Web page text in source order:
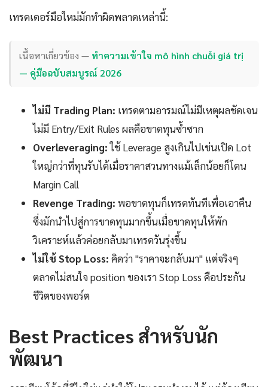
เทรดเดอร์มือใหม่มักทำผิดพลาดเหล่านี้:
เนื้อหาเกี่ยวข้อง — ทำความเข้าใจ mô hình chuỗi giá trị
— คู่มือฉบับสมบูรณ์ 2026
ไม่มี Trading Plan: เทรดตามอารมณ์ไม่มีเหตุผลชัดเจน
ไม่มี Entry/Exit Rules ผลคือขาดทุนซ้ำซาก
Overleveraging:ใช้ Leverage สูงเกินไปเช่นเปิด Lot
ใหญ่กว่าที่ทุนรับได้เมื่อราคาสวนทางแม้เล็กน้อยก็โดน
Margin Call
Revenge Trading: พอขาดทุนก็เทรดทันทีเพื่อเอาคืน
ซึ่งมักนำไปสู่การขาดทุนมากขึ้นเมื่อขาดทุนให้พัก
วิเคราะห์แล้วค่อยกลับมาเทรดวันรุ่งขึ้น
ไม่ใช้ Stop Loss: คิดว่า "ราคาจะกลับมา" แต่จริงๆ
ตลาดไม่สนใจ position ของเรา Stop Loss คือประกัน
ชีวิตของพอร์ต
Best Practices สำหรับนัก
พัฒนา